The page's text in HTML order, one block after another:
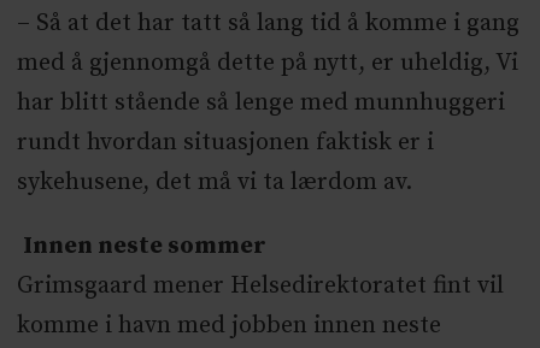
– Så at det har tatt så lang tid å komme i gang
med å gjennomgå dette på nytt, er uheldig, Vi
har blitt stående så lenge med munnhuggeri
rundt hvordan situasjonen faktisk er i
sykehusene, det må vi ta lærdom av.
Innen neste sommer
Grimsgaard mener Helsedirektoratet fint vil
komme i havn med jobben innen neste